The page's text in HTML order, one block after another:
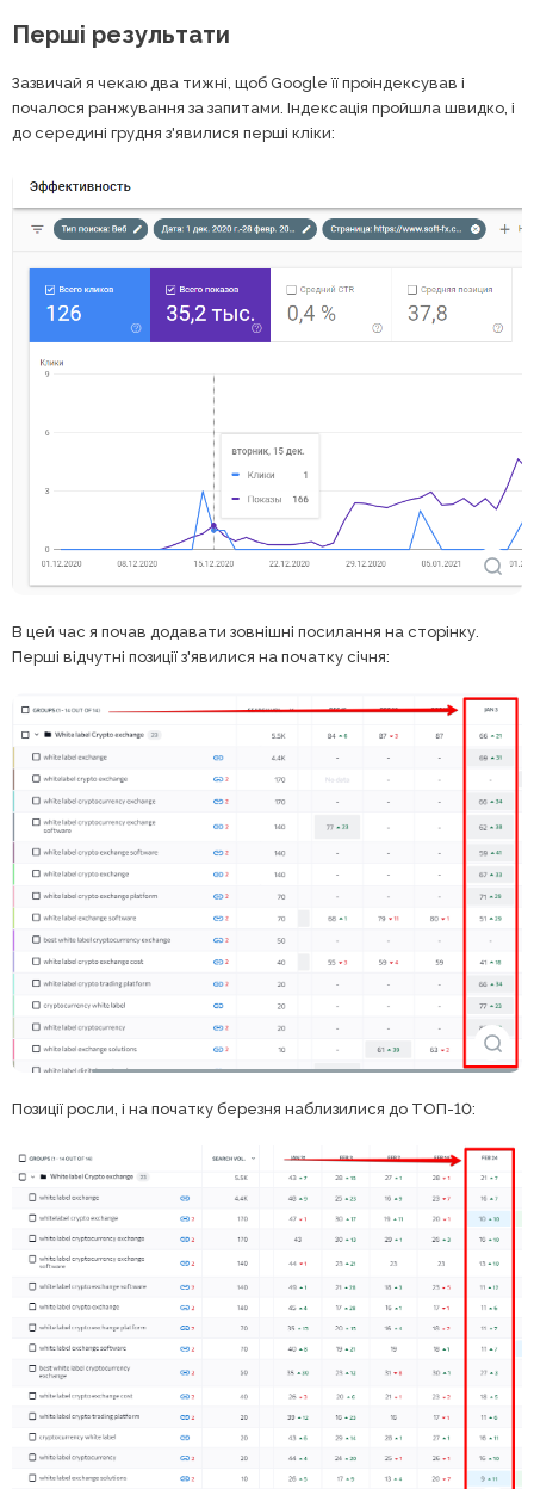
Перші результати
Зазвичай я чекаю два тижні, щоб Google її проіндексував і
почалося ранжування за запитами. Індексація пройшла швидко, і
до середині грудня з'явилися перші кліки:
В цей час я почав додавати зовнішні посилання на сторінку.
Перші відчутні позиції з'явилися на початку січня:
Позиції росли, і на початку березня наблизилися до ТОП-10: